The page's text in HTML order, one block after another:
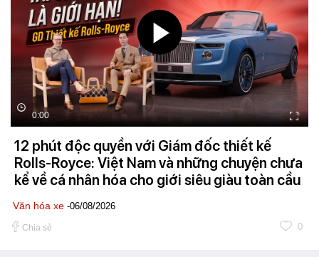
0:00
12 phút độc quyền với Giám đốc thiết kế
Rolls-Royce: Việt Nam và những chuyện chưa
kể về cá nhân hóa cho giới siêu giàu toàn cầu
Văn hóa xe -06/08/2026
Chia sẻ 0